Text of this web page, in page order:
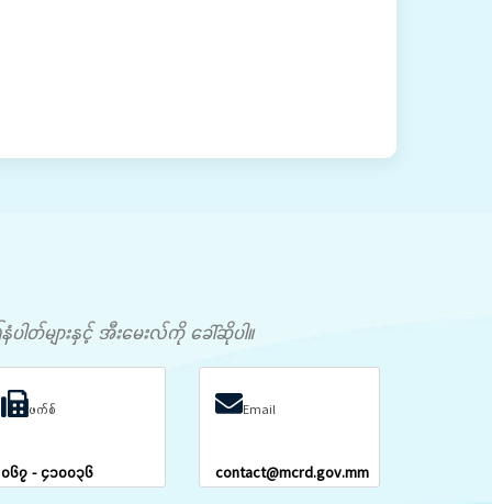
တ်များနှင့် အီးမေးလ်ကို ခေါ်ဆိုပါ။
ဖက်စ်
၀၆၇ - ၄၁၀၀၃၆
Email
contact@mcrd.gov.mm